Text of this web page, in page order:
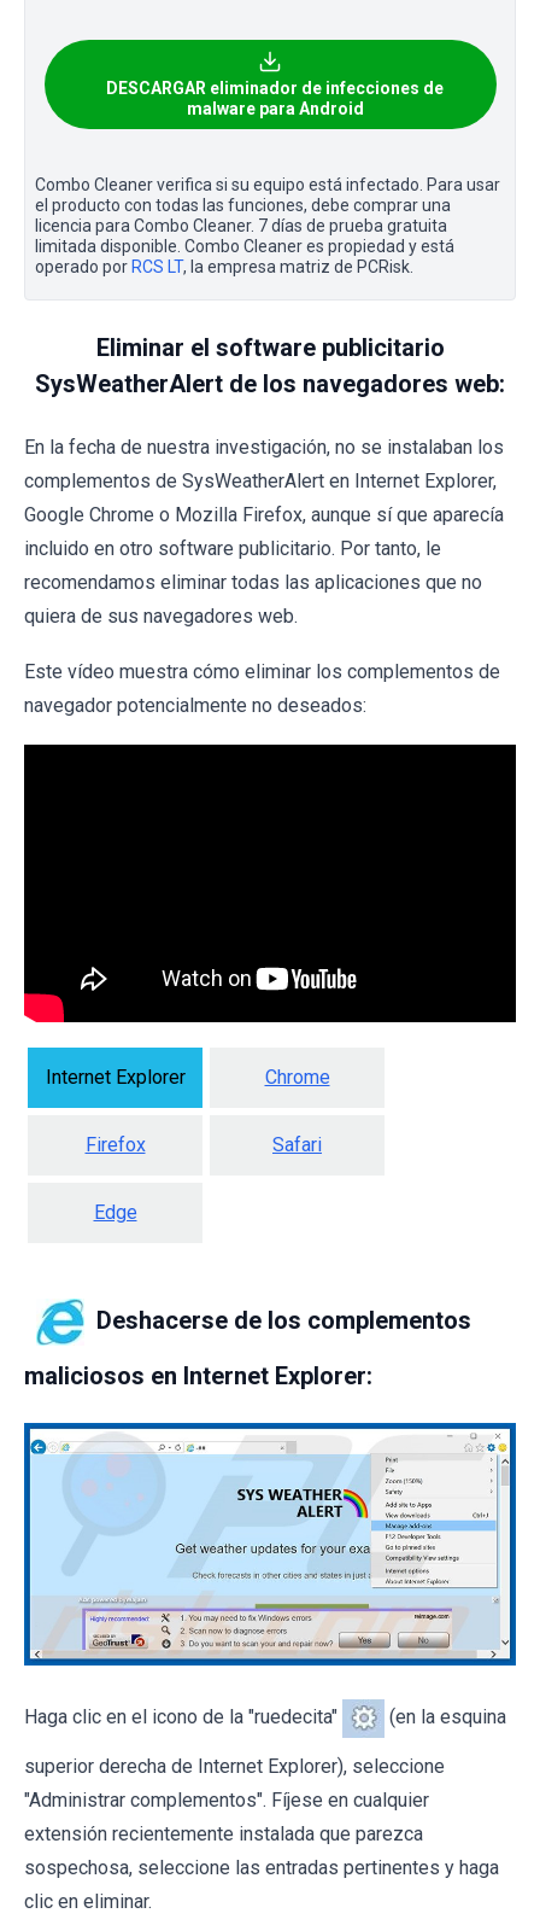
DESCARGAR eliminador de infecciones de
malware para Android
Combo Cleaner verifica si su equipo está infectado. Para usar
el producto con todas las funciones, debe comprar una
licencia para Combo Cleaner. 7 días de prueba gratuita
limitada disponible. Combo Cleaner es propiedad y está
operado por RCS LT, la empresa matriz de PCRisk.
Eliminar el software publicitario
SysWeatherAlert de los navegadores web:
En la fecha de nuestra investigación, no se instalaban los
complementos de SysWeatherAlert en Internet Explorer,
Google Chrome o Mozilla Firefox, aunque sí que aparecía
incluido en otro software publicitario. Por tanto, le
recomendamos eliminar todas las aplicaciones que no
quiera de sus navegadores web.
Este vídeo muestra cómo eliminar los complementos de
navegador potencialmente no deseados:
Internet Explorer Chrome
Firefox Safari
Edge
Deshacerse de los complementos
maliciosos en Internet Explorer:
Haga clic en el icono de la "ruedecita" (en la esquina
superior derecha de Internet Explorer), seleccione
"Administrar complementos". Fíjese en cualquier
extensión recientemente instalada que parezca
sospechosa, seleccione las entradas pertinentes y haga
clic en eliminar.